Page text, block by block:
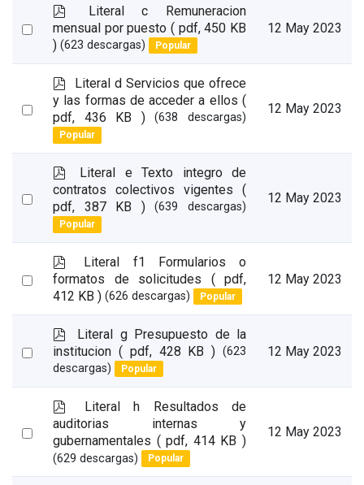
Select
p
d
f
Literal c Remuneracion
mensual por puesto ( pdf, 450 KB
) (623 descargas) Popular
12 May 2023
Select
item
p
d
f
Literal d Servicios que ofrece
y las formas de acceder a ellos (
pdf, 436 KB )
(638 descargas)
Popular
12 May 2023
Select
item
p
d
Literal e Texto integro de
contratos colectivos vigentes
(
pdf, 387 KB )
(639 descargas)
Popular
12 May 2023
Select
p
d
f
Literal f1 Formularios o
formatos de solicitudes
( pdf,
412 KB ) (626 descargas) Popular
12 May 2023
Select
p
d
f
Literal g Presupuesto de la
institucion ( pdf, 428 KB ) (623
descargas)
Popular
12 May 2023
Select
item
p
d
f
Literal h Resultados de
auditorias internas y
gubernamentales ( pdf, 414 KB )
(629 descargas) Popular
12 May 2023